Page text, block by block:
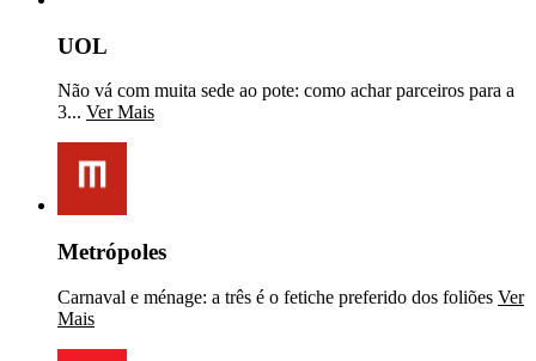
UOL
Não vá com muita sede ao pote: como achar parceiros para a
3... Ver Mais
Metrópoles
Carnaval e ménage: a três é o fetiche preferido dos foliões Ver
Mais